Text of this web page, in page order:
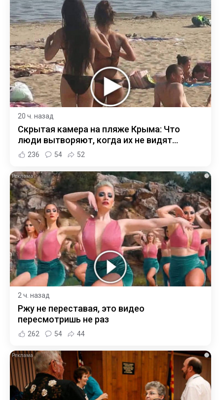
20 ч. назад
Скрытая камера на пляже Крыма: Что
люди вытворяют, когда их не видят...
236 54 52
i
2 ч. назад
Ржу не переставая, это видео
пересмотришь не раз
262 54 44
i